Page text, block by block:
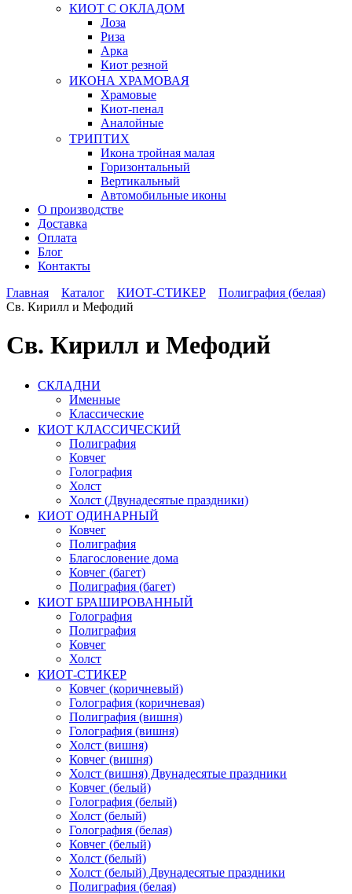
КИОТ С ОКЛАДОМ
Лоза
Риза
Арка
Киот резной
ИКОНА ХРАМОВАЯ
Храмовые
Киот-пенал
Аналойные
ТРИПТИХ
Икона тройная малая
Горизонтальный
Вертикальный
Автомобильные иконы
О производстве
Доставка
Оплата
Блог
Контакты
Главная
Каталог КИОТ-СТИКЕР
Полиграфия (белая)
Св. Кирилл и Мефодий
Св. Кирилл и Мефодий
СКЛАДНИ
Именные
Классические
КИОТ КЛАССИЧЕСКИЙ
Полиграфия
Ковчег
Голография
Холст
Холст (Двунадесятые праздники)
КИОТ ОДИНАРНЫЙ
Ковчег
Полиграфия
Благословение дома
Ковчег (багет)
Полиграфия (багет)
КИОТ БРАШИРОВАННЫЙ
Голография
Полиграфия
Ковчег
Холст
КИОТ-СТИКЕР
Ковчег (коричневый)
Голография (коричневая)
Полиграфия (вишня)
Голография (вишня)
Холст (вишня)
Ковчег (вишня)
Холст (вишня) Двунадесятые праздники
Ковчег (белый)
Голография (белый)
Холст (белый)
Голография (белая)
Ковчег (белый)
Холст (белый)
Холст (белый) Двунадесятые праздники
Полиграфия (белая)